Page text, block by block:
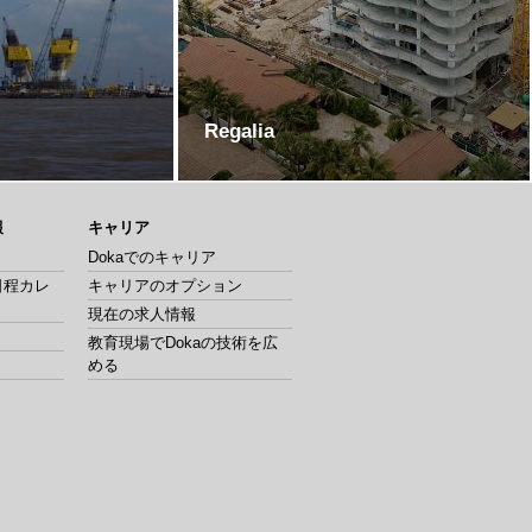
Regalia
カレ
キャリア
Dokaでのキャリア
キャリアのオプション
現在の求人情報
教育現場でDokaの技術を広
める